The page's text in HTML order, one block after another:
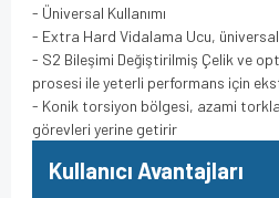
- Üniversal Kullanımı
- Extra Hard Vidalama Ucu,
- S2 Bileşimi Değiştirilmiş Çelik ve
prosesi ile yeterli performans için
- Konik torsiyon bölgesi, azami
görevleri yerine getirir
Kullanıcı Avantajları